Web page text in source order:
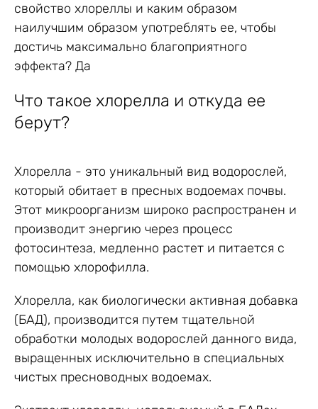
свойство хлореллы и каким образом
наилучшим образом употреблять ее, чтобы
достичь максимально благоприятного
эффекта? Да
Что такое хлорелла и откуда ее
берут?
Хлорелла - это уникальный вид водорослей,
который обитает в пресных водоемах почвы.
Этот микроорганизм широко распространен и
производит энергию через процесс
фотосинтеза, медленно растет и питается с
помощью хлорофилла.
Хлорелла, как биологически активная добавка
(БАД), производится путем тщательной
обработки молодых водорослей данного вида,
выращенных исключительно в специальных
чистых пресноводных водоемах.